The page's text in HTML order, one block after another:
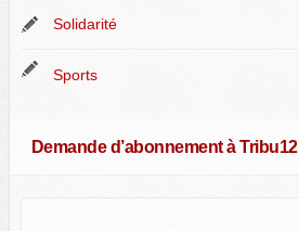
Solidarité
Sports
Demande d’abonnement à Tribu12